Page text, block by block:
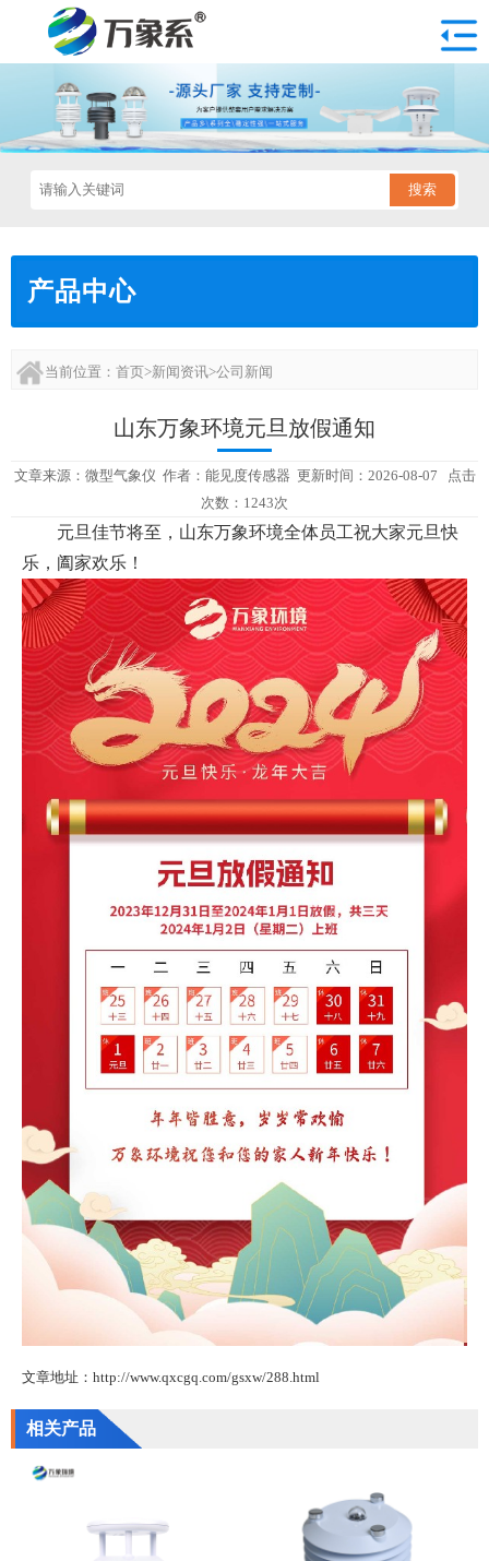
搜索
产品中心
当前位置： 首页>新闻资讯>公司新闻
山东万象环境元旦放假通知
文章来源： 微型气象仪 作者： 能见度传感器 更新时间：2026-08-07 点击
次数：1243次
元旦佳节将至，山东万象环境全体员工祝大家元旦快
乐，阖家欢乐！
文章地址：http://www.qxcgq.com/gsxw/288.html
相关产品